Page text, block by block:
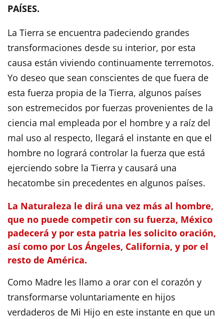
PAÍSES.
La Tierra se encuentra padeciendo grandes
transformaciones desde su interior, por esta
causa están viviendo continuamente terremotos.
Yo deseo que sean conscientes de que fuera de
esta fuerza propia de la Tierra, algunos países
son estremecidos por fuerzas provenientes de la
ciencia mal empleada por el hombre y a raíz del
mal uso al respecto, llegará el instante en que el
hombre no logrará controlar la fuerza que está
ejerciendo sobre la Tierra y causará una
hecatombe sin precedentes en algunos países.
La Naturaleza le dirá una vez más al hombre,
que no puede competir con su fuerza, México
padecerá y por esta patria les solicito oración,
así como por Los Ángeles, California, y por el
resto de América.
Como Madre les llamo a orar con el corazón y
transformarse voluntariamente en hijos
verdaderos de Mi Hijo en este instante en que un